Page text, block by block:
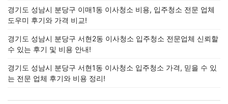
경기도 성남시 분당구 이매1동 이사청소 비용, 입주청소 전문 업체
도우미 후기와 가격 비교!
경기도 성남시 분당구 서현2동 이사청소 입주청소 전문업체 신뢰할
수 있는 후기 및 비용 안내!
경기도 성남시 분당구 서현1동 이사청소 입주청소 가격, 믿을 수 있
는 전문 업체 후기와 비용 정리!